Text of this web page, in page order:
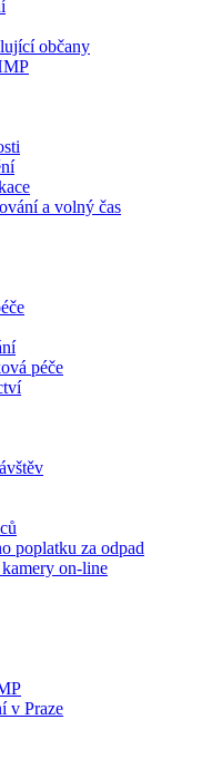
občany
a volný čas
péče
poplatku za odpad
on-line
v Praze